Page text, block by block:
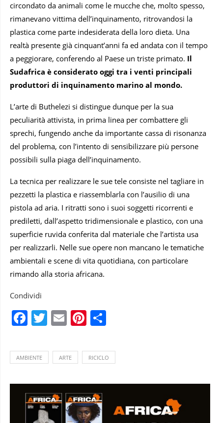
circondato da animali come le mucche che, molto spesso,
rimanevano vittima dell’inquinamento, ritrovandosi la
plastica come parte indesiderata della loro dieta. Una
realtà presente già cinquant’anni fa ed andata con il tempo
a peggiorare, conferendo al Paese un triste primato. Il
Sudafrica è considerato oggi tra i venti principali
produttori di inquinamento marino al mondo.
L’arte di Buthelezi si distingue dunque per la sua
peculiarità attivista, in prima linea per combattere gli
sprechi, fungendo anche da importante cassa di risonanza
del problema, con l’intento di sensibilizzare più persone
possibili sulla piaga dell’inquinamento.
La tecnica per realizzare le sue tele consiste nel tagliare in
pezzetti la plastica e riassemblarla con l’ausilio di una
pistola ad aria. I ritratti sono i suoi soggetti ricorrenti e
prediletti, dall’aspetto tridimensionale e plastico, con una
superficie ruvida conferita dal materiale che l’artista usa
per realizzarli. Nelle sue opere non mancano le tematiche
ambientali e scene di vita quotidiana, con particolare
rimando alla storia africana.
Condividi
Facebook
Twitter
EmailPinterest
AMBIENTE ARTE RICICLO